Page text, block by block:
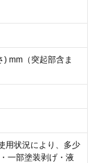
mm（突起部含ま
用状況により、多少
一部塗装剥げ・液